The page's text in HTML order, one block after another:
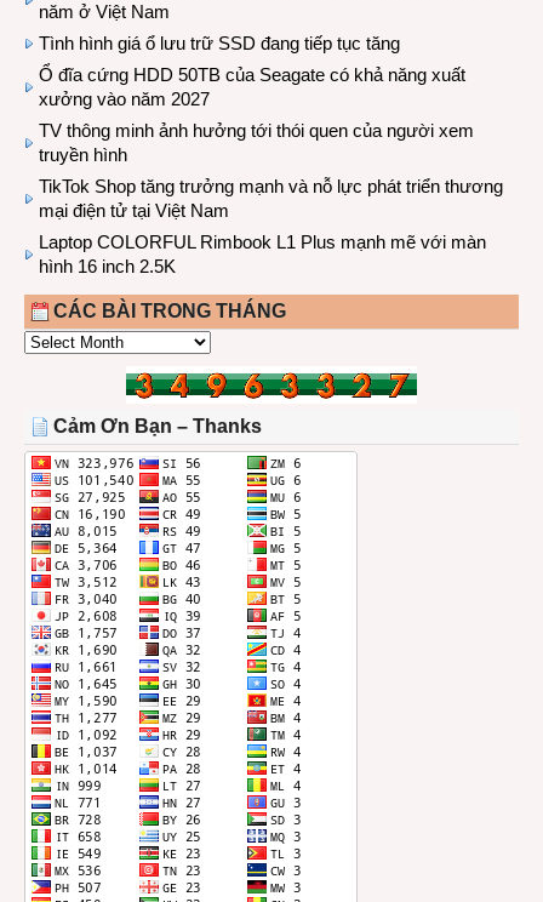
năm ở Việt Nam
Tình hình giá ổ lưu trữ SSD đang tiếp tục tăng
Ổ đĩa cứng HDD 50TB của Seagate có khả năng xuất
xưởng vào năm 2027
TV thông minh ảnh hưởng tới thói quen của người xem
truyền hình
TikTok Shop tăng trưởng mạnh và nỗ lực phát triển thương
mại điện tử tại Việt Nam
Laptop COLORFUL Rimbook L1 Plus mạnh mẽ với màn
hình 16 inch 2.5K
CÁC BÀI TRONG THÁNG
CÁC
THÁNG
Cảm Ơn Bạn – Thanks